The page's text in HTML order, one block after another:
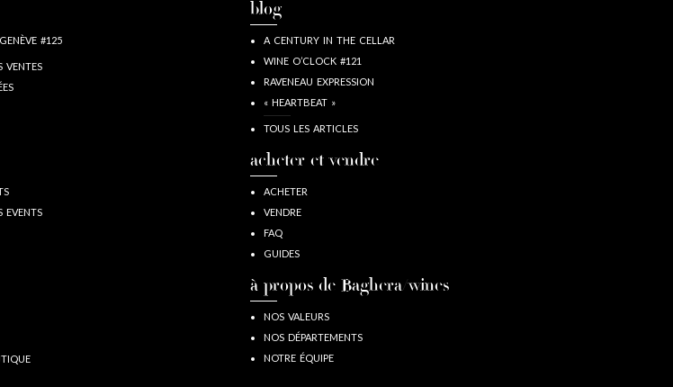
#125
VENTES
EVENTS
blog
A CENTURY IN THE CELLAR
WINE O’CLOCK #121
RAVENEAU EXPRESSION
« HEARTBEAT »
TOUS LES ARTICLES
acheter et vendre
ACHETER
VENDRE
FAQ
GUIDES
à propos de Baghera/wines
NOS VALEURS
NOS DÉPARTEMENTS
NOTRE ÉQUIPE